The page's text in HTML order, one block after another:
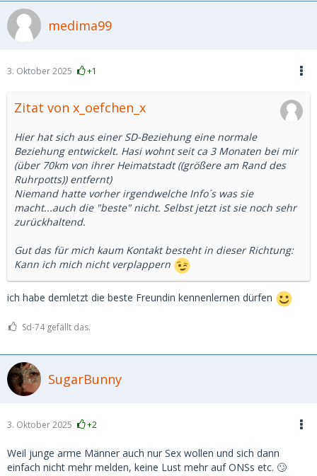
medima99
3. Oktober 2025 +1
Zitat von x_oefchen_x
Hier hat sich aus einer SD-Beziehung eine normale
Beziehung entwickelt. Hasi wohnt seit ca 3 Monaten bei mir
(über 70km von ihrer Heimatstadt ((größere am Rand des
Ruhrpotts)) entfernt)
Niemand hatte vorher irgendwelche Info´s was sie
macht...auch die "beste" nicht. Selbst jetzt ist sie noch sehr
zurückhaltend.
Gut das für mich kaum Kontakt besteht in dieser Richtung:
Kann ich mich nicht verplappern
ich habe demletzt die beste Freundin kennenlernen dürfen
Sd-74 gefällt das.
SugarBunny
3. Oktober 2025 +2
Weil junge arme Männer auch nur Sex wollen und sich dann
einfach nicht mehr melden, keine Lust mehr auf ONSs etc. 🙄